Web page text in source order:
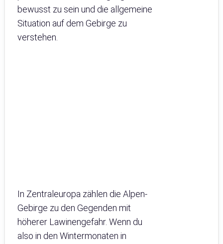
bewusst zu sein und die allgemeine
Situation auf dem Gebirge zu
verstehen.
In Zentraleuropa zählen die Alpen-
Gebirge zu den Gegenden mit
höherer Lawinengefahr. Wenn du
also in den Wintermonaten in